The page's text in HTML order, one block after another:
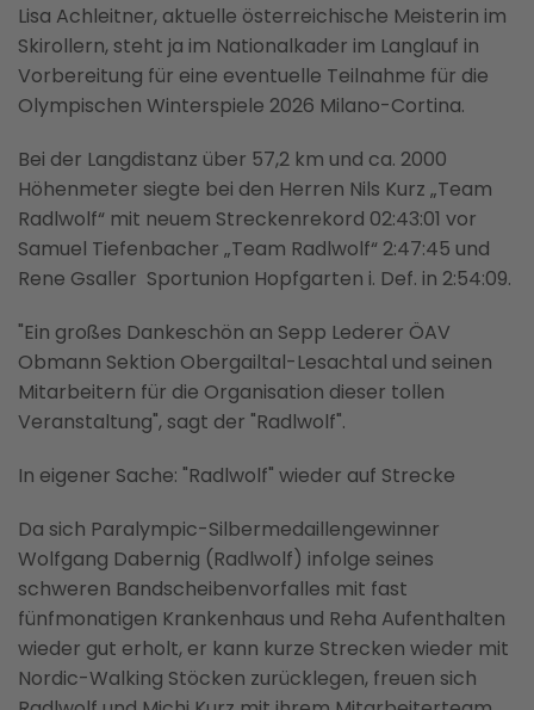
Lisa Achleitner, aktuelle österreichische Meisterin im
Skirollern, steht ja im Nationalkader im Langlauf in
Vorbereitung für eine eventuelle Teilnahme für die
Olympischen Winterspiele 2026 Milano-Cortina.
Bei der Langdistanz über 57,2 km und ca. 2000
Höhenmeter siegte bei den Herren Nils Kurz „Team
Radlwolf“ mit neuem Streckenrekord 02:43:01 vor
Samuel Tiefenbacher „Team Radlwolf“ 2:47:45 und
Rene Gsaller Sportunion Hopfgarten i. Def. in 2:54:09.
"Ein großes Dankeschön an Sepp Lederer ÖAV
Obmann Sektion Obergailtal-Lesachtal und seinen
Mitarbeitern für die Organisation dieser tollen
Veranstaltung", sagt der "Radlwolf".
In eigener Sache: "Radlwolf" wieder auf Strecke
Da sich Paralympic-Silbermedaillengewinner
Wolfgang Dabernig (Radlwolf) infolge seines
schweren Bandscheibenvorfalles mit fast
fünfmonatigen Krankenhaus und Reha Aufenthalten
wieder gut erholt, er kann kurze Strecken wieder mit
Nordic-Walking Stöcken zurücklegen, freuen sich